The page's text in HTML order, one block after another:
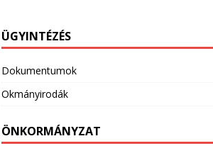
ÜGYINTÉZÉS
Dokumentumok
Okmányirodák
ÖNKORMÁNYZAT